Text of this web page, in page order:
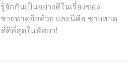
รู้จักกันเป็นอย่างดีในเรื่องของ
ชายหาดอีกด้วย และนี่คือ ชายหาด
ที่ดีที่สุดในพัทยา!